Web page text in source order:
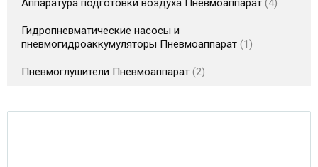
Аппаратура подготовки воздуха Пневмоаппарат 4
Гидропневматические насосы и
пневмогидроаккумуляторы Пневмоаппарат 1
Пневмоглушители Пневмоаппарат 2